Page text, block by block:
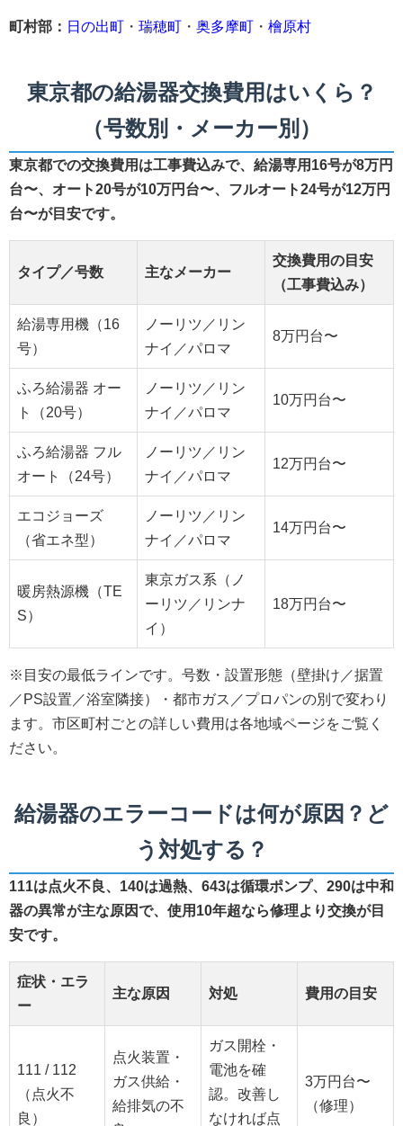
町村部： 日の出町 ・ 瑞穂町 ・ 奥多摩町 ・ 檜原村
東京都の給湯器交換費用はいくら？
（号数別・メーカー別）
東京都での交換費用は工事費込みで、給湯専用16号が8万円
台〜、オート20号が10万円台〜、フルオート24号が12万円
台〜が目安です。
タイプ／号数 主なメーカー
交換費用の目安
（工事費込み）
給湯専用機（16
号）
ノーリツ／リン
ナイ／パロマ
8万円台〜
ふろ給湯器 オー
ト（20号）
ノーリツ／リン
ナイ／パロマ
10万円台〜
ふろ給湯器 フル
オート（24号）
ノーリツ／リン
ナイ／パロマ
12万円台〜
エコジョーズ
（省エネ型）
ノーリツ／リン
ナイ／パロマ
14万円台〜
暖房熱源機（TE
S）
東京ガス系（ノ
ーリツ／リンナ
イ）
18万円台〜
※目安の最低ラインです。号数・設置形態（壁掛け／据置
／PS設置／浴室隣接）・都市ガス／プロパンの別で変わり
ます。市区町村ごとの詳しい費用は各地域ページをご覧く
ださい。
給湯器のエラーコードは何が原因？ど
う対処する？
111は点火不良、140は過熱、643は循環ポンプ、290は中和
器の異常が主な原因で、使用10年超なら修理より交換が目
安です。
症状・エラ
ー
主な原因 対処 費用の目安
111 / 112
（点火不
良）
点火装置・
ガス供給・
給排気の不
ガス開栓・
電池を確
認。改善し
なければ点
3万円台〜
（修理）